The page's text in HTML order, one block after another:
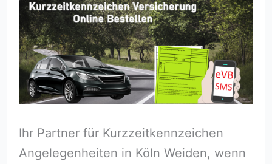
Ihr Partner für Kurzzeitkennzeichen
Angelegenheiten in Köln Weiden, wenn